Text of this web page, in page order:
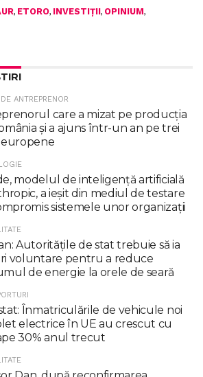
, ETORO, INVESTIȚII, OPINIUM,
ANTREPRENOR
care a mizat pe producția
și a ajuns într-un an pe trei
modelul de inteligenţă artificială
a ieşit din mediul de testare
sistemele unor organizaţii
Autoritățile de stat trebuie să ia
voluntare pentru a reduce
de energie la orele de seară
Înmatriculările de vehicule noi
electrice în UE au crescut cu
30% anul trecut